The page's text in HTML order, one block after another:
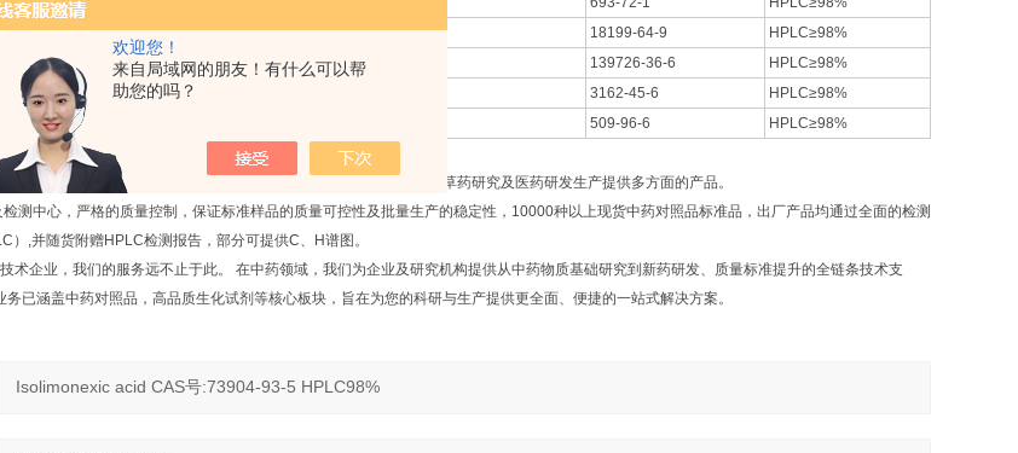
欢迎您！
来自局域网的朋友！有什么可以帮
助您的吗？
Angenomalin 18199-64-9
HPLC≥98%
Tenuifoliside B 139726-36-6
HPLC≥98%
二甲氧基黄酮 3162-45-6
HPLC≥98%
鱼藤酮 509-96-6 HPLC≥98%
业的中药标准化研究服务平台，为广大客户在天然产物有效成分中草药研究及医药研发生产提供多方面的产品。
中心，严格的质量控制，保证标准样品的质量可控性及批量生产的稳定性，10000种以上现货中药对照品标准品，出厂产品均通过全面的检测
）,并随货附赠HPLC检测报告，部分可提供C、H谱图。
企业，我们的服务远不止于此。 在中药领域，我们为企业及研究机构提供从中药物质基础研究到新药研发、质量标准提升的全链条技术支
已涵盖中药对照品，高品质生化试剂等核心板块，旨在为您的科研与生产提供更全面、便捷的一站式解决方案。